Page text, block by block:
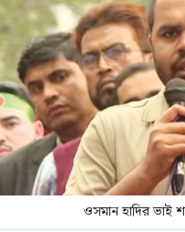
ওসমান হাদির ভাই